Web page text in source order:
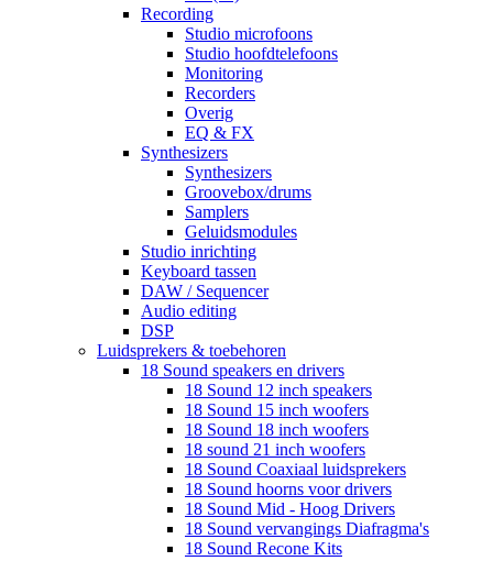
Recording
Studio microfoons
Studio hoofdtelefoons
Monitoring
Recorders
Overig
EQ & FX
Synthesizers
Synthesizers
Groovebox/drums
Samplers
Geluidsmodules
Studio inrichting
Keyboard tassen
DAW / Sequencer
Audio editing
DSP
Luidsprekers & toebehoren
18 Sound speakers en drivers
18 Sound 12 inch speakers
18 Sound 15 inch woofers
18 Sound 18 inch woofers
18 sound 21 inch woofers
18 Sound Coaxiaal luidsprekers
18 Sound hoorns voor drivers
18 Sound Mid - Hoog Drivers
18 Sound vervangings Diafragma's
18 Sound Recone Kits